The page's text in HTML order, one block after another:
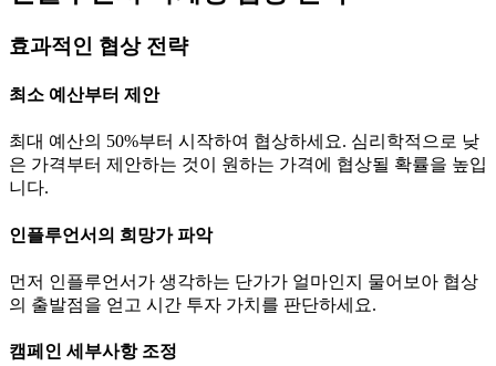
효과적인 협상 전략
최소 예산부터 제안
최대 예산의 50%부터 시작하여 협상하세요. 심리학적으로 낮
은 가격부터 제안하는 것이 원하는 가격에 협상될 확률을 높입
니다.
인플루언서의 희망가 파악
먼저 인플루언서가 생각하는 단가가 얼마인지 물어보아 협상
의 출발점을 얻고 시간 투자 가치를 판단하세요.
캠페인 세부사항 조정